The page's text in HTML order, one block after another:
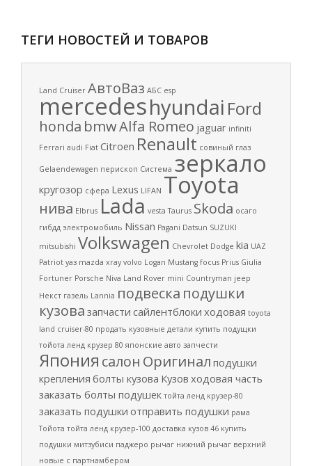
ТЕГИ НОВОСТЕЙ И ТОВАРОВ
Land Cruiser АвтоВаз АБС esp
mercedeshyundai Ford
honda bmwAlfa Romeo jaguar infiniti
Ferrari audi Fiat Citroen Renault совиный глаз
Gelaendewagen перископ Система зеркало
кругозор сфера Lexus LIFAN Toyota
нива Elbrus Lada vesta Taurus Skoda осаго
гибдд электромобиль Nissan Pagani Datsun SUZUKI
mitsubishi Volkswagen Chevrolet Dodge kia UAZ
Patriot уаз mazda xray volvo Logan Mustang focus Prius Giulia
Fortuner Porsche Niva Land Rover mini Countryman jeep
Некст газель Lannia подвеска подушки
кузова запчасти сайлентблоки ходовая toyota
land cruiser-80 продать кузовные детали купить подущки
тойота ленд крузер 80 японские авто запчести
Япония салон Оригинал подушки
крепления болты кузова Кузов ходовая часть
заказать болты подушек тойта ленд крузер-80
заказать подушки отправить подушки рама
Тойота тойта ленд крузер-100 доставка кузов 46 купить
подушки митзубиси паджеро рычаг нижний рычаг верхний
новые с партнамбером